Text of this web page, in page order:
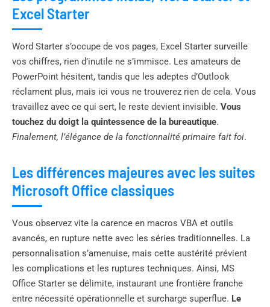
Excel Starter
Word Starter s’occupe de vos pages, Excel Starter surveille
vos chiffres, rien d’inutile ne s’immisce. Les amateurs de
PowerPoint hésitent, tandis que les adeptes d’Outlook
réclament plus, mais ici vous ne trouverez rien de cela. Vous
travaillez avec ce qui sert, le reste devient invisible. Vous
touchez du doigt la quintessence de la bureautique.
Finalement, l’élégance de la fonctionnalité primaire fait foi.
Les différences majeures avec les suites
Microsoft Office classiques
Vous observez vite la carence en macros VBA et outils
avancés, en rupture nette avec les séries traditionnelles. La
personnalisation s’amenuise, mais cette austérité prévient
les complications et les ruptures techniques. Ainsi, MS
Office Starter se délimite, instaurant une frontière franche
entre nécessité opérationnelle et surcharge superflue. Le